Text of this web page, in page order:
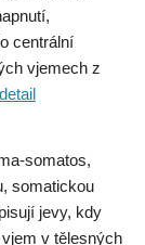
centrální
vjemech z
somatos,
somatickou
jevy, kdy
v tělesných